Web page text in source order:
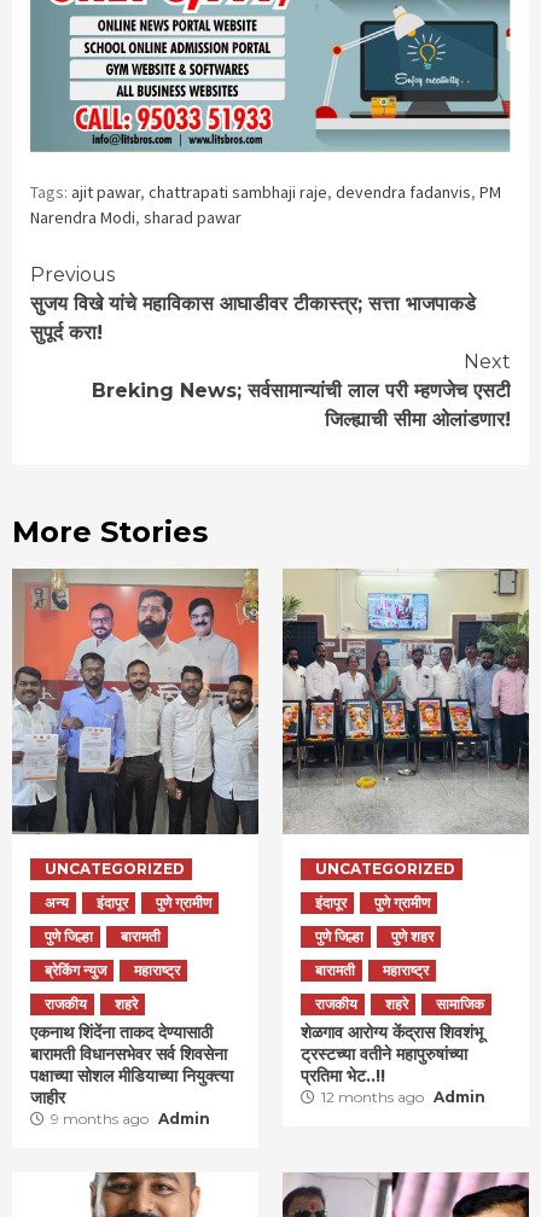
Tags: ajit pawar, chattrapati sambhaji raje, devendra fadanvis, PM
Narendra Modi, sharad pawar
Continue
Reading
Previous
सुजय विखे यांचे महाविकास आघाडीवर टीकास्त्र; सत्ता भाजपाकडे
सुपूर्द करा!
Next
Breking News; सर्वसामान्यांची लाल परी म्हणजेच एसटी
जिल्ह्याची सीमा ओलांडणार!
More Stories
UNCATEGORIZED
अन्य
इंदापूर
पुणे ग्रामीण
पुणे जिल्हा
बारामती
ब्रेकिंग न्युज
महाराष्ट्र
राजकीय
शहरे
एकनाथ शिंदेंना ताकद देण्यासाठी
बारामती विधानसभेवर सर्व शिवसेना
पक्षाच्या सोशल मीडियाच्या नियुक्त्या
जाहीर
9 months ago Admin
UNCATEGORIZED
इंदापूर
पुणे ग्रामीण
पुणे जिल्हा
पुणे शहर
बारामती
महाराष्ट्र
राजकीय
शहरे सामाजिक
शेळगाव आरोग्य केंद्रास शिवशंभू
ट्रस्टच्या वतीने महापुरुषांच्या
प्रतिमा भेट..!!
12 months ago Admin